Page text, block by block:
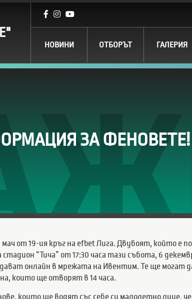
НОВИНИ ОТБОРЪТ ГАЛЕРИЯ
ЗА ФЕНОВЕТЕ!
от 19-ия кръг на efbet Лига. Двубоят, който е
стадион “Тича” от 17:30 часа тази събота, 6
онлайн в мрежата на Ивентим. Те ще могат
които ще отворят в 14 часа.
които ще водят със себе си малолетно лице,